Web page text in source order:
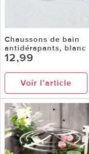
Chaussons de bain
antidérapants, blanc
12,99
Voir l’article